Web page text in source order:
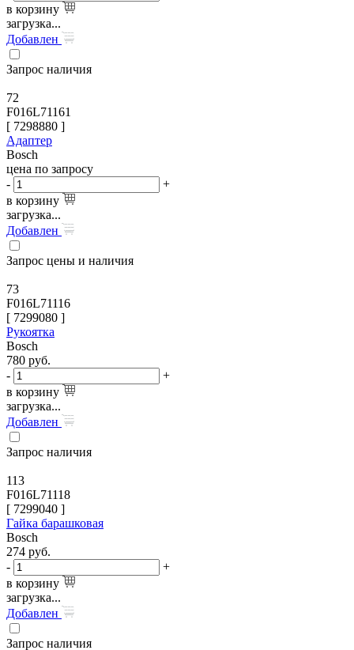
в корзину
загрузка...
Добавлен
Запрос наличия
72
F016L71161
[ 7298880 ]
Адаптер
Bosch
цена по запросу
-
+
в корзину
загрузка...
Добавлен
Запрос цены и наличия
73
F016L71116
[ 7299080 ]
Рукоятка
Bosch
780 руб.
-
+
в корзину
загрузка...
Добавлен
Запрос наличия
113
F016L71118
[ 7299040 ]
Гайка барашковая
Bosch
274 руб.
-
+
в корзину
загрузка...
Добавлен
Запрос наличия